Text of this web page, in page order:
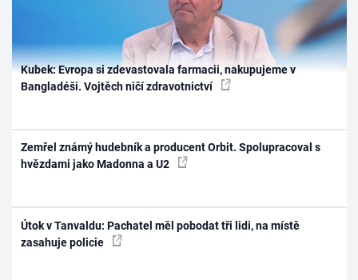
Kubek: Evropa si zdevastovala farmacii, nakupujeme v
Bangladéši. Vojtěch ničí zdravotnictví
Zemřel známý hudebník a producent Orbit. Spolupracoval s
hvězdami jako Madonna a U2
Útok v Tanvaldu: Pachatel měl pobodat tři lidi, na místě
zasahuje policie